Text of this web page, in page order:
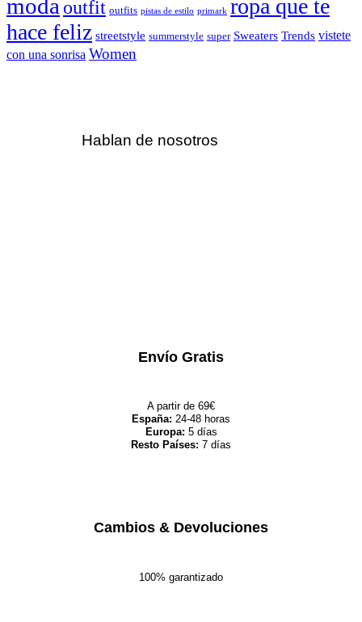
moda outfit outfits pistas de estilo primark ropa que te
hace feliz streetstyle summerstyle super Sweaters Trends vistete
con una sonrisa Women
Hablan de nosotros
Envío Gratis
A partir de 69€
España: 24-48 horas
Europa: 5 días
Resto Países: 7 días
Cambios & Devoluciones
100% garantizado